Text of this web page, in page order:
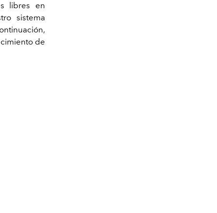
libres en
sistema
de